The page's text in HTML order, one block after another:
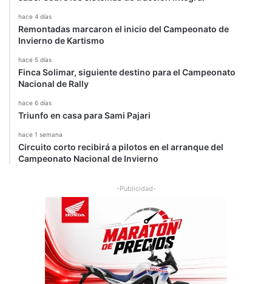
hace 4 días
Remontadas marcaron el inicio del Campeonato de
Invierno de Kartismo
hace 5 días
Finca Solimar, siguiente destino para el Campeonato
Nacional de Rally
hace 6 días
Triunfo en casa para Sami Pajari
hace 1 semana
Circuito corto recibirá a pilotos en el arranque del
Campeonato Nacional de Invierno
-Publicidad-